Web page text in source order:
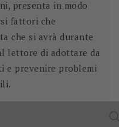
presenta in modo
fattori che
che si avrà durante
lettore di adottare da
e prevenire problemi